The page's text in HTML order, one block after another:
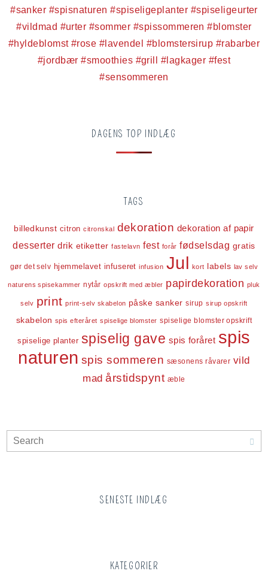
DAGENS TOP INDLÆG
TAGS
billedkunst citron citronskal dekoration dekoration af papir
desserter drik etiketter fastelavn fest forår fødselsdag gratis
gør det selv hjemmelavet infuseret infusion Jul kort labels lav selv
naturens spisekammer nytår opskrift med æbler papirdekoration pluk
selv print print-selv skabelon påske sanker sirup sirup opskrift
skabelon spis efteråret spiselige blomster spiselige blomster opskrift
spiselige planter spiselig gave spis foråret spis
naturen spis sommeren sæsonens råvarer vild
mad årstidspynt æble
SENESTE INDLÆG
KATEGORIER